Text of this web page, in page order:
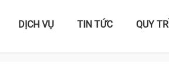
DỊCH VỤ TIN TỨC QUY